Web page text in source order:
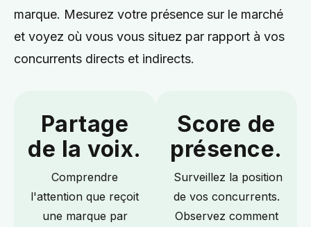
marque. Mesurez votre présence sur le marché
et voyez où vous vous situez par rapport à vos
concurrents directs et indirects.
Partage
de la voix.
Comprendre
l'attention que reçoit
une marque par
Score de
présence.
Surveillez la position
de vos concurrents.
Observez comment